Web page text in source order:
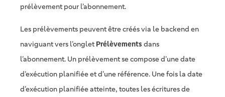
prélèvement pour l’abonnement.
Les prélèvements peuvent être créés via le backend en
naviguant vers l’ongletPrélèvements dans
l’abonnement. Un prélèvement se compose d’une date
d’exécution planifiée et d’une référence. Une fois la date
d’exécution planifiée atteinte, toutes les écritures de